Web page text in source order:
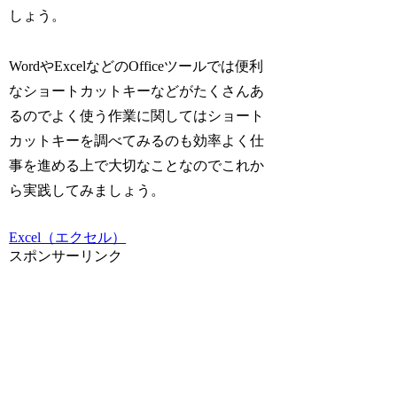
しょう。
WordやExcelなどのOfficeツールでは便利
なショートカットキーなどがたくさんあ
るのでよく使う作業に関してはショート
カットキーを調べてみるのも効率よく仕
事を進める上で大切なことなのでこれか
ら実践してみましょう。
Excel（エクセル）
スポンサーリンク